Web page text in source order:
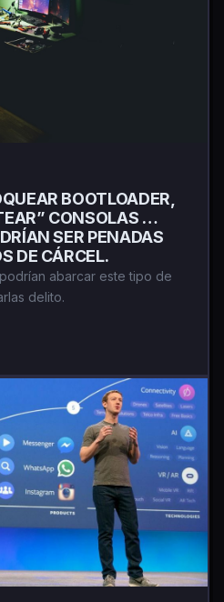
BOOTLOADER,
CONSOLAS …
SER PENADAS
DE CÁRCEL.
abarcar este tipo de
delito.